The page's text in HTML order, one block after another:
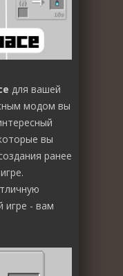
для вашей
модом вы
вы
ранее
игре - вам